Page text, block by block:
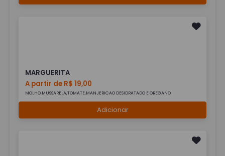
MARGUERITA
A partir de R$ 19,00
MOLHO,MUSSARELA,TOMATE,MANJERICAO DESIDRATADO E OREGANO
Adicionar